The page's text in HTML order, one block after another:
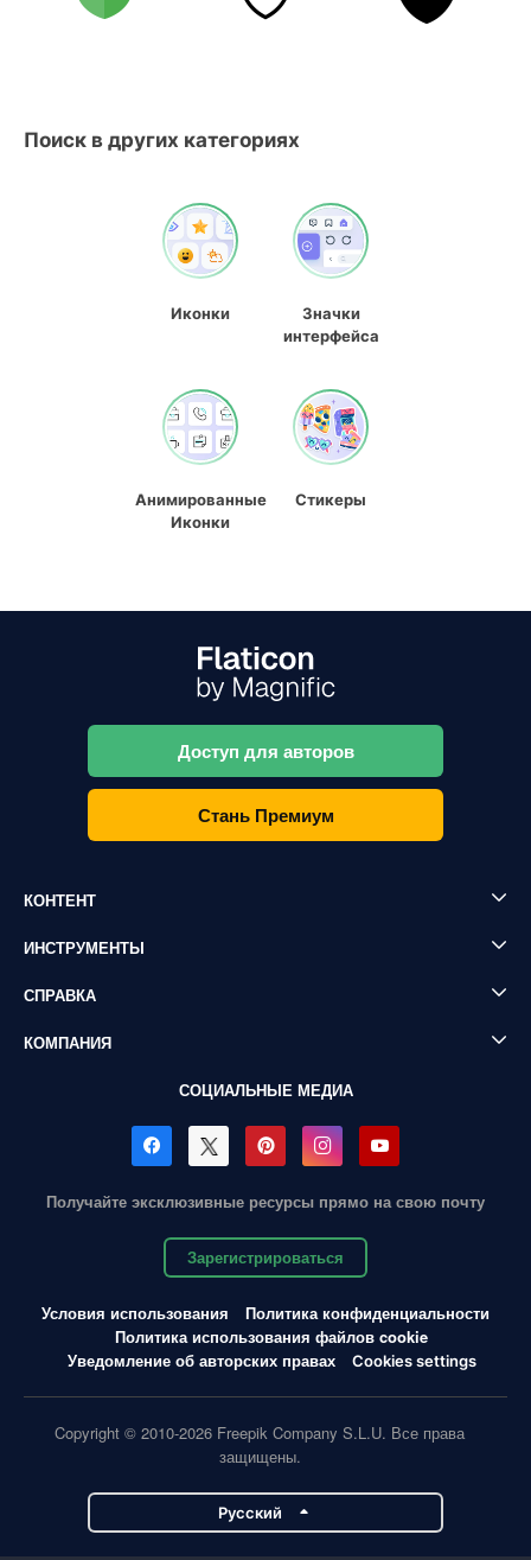
Поиск в других категориях
Иконки
Значки
интерфейса
Анимированные
Иконки
Стикеры
Доступ для авторов
Стань Премиум
КОНТЕНТ
ИНСТРУМЕНТЫ
СПРАВКА
КОМПАНИЯ
СОЦИАЛЬНЫЕ МЕДИА
Получайте эксклюзивные ресурсы прямо на свою почту
Зарегистрироваться
Условия использования
Политика конфиденциальности
Политика использования файлов cookie
Уведомление об авторских правах
Cookies settings
Copyright © 2010-2026 Freepik Company S.L.U. Все права
защищены.
Pусский